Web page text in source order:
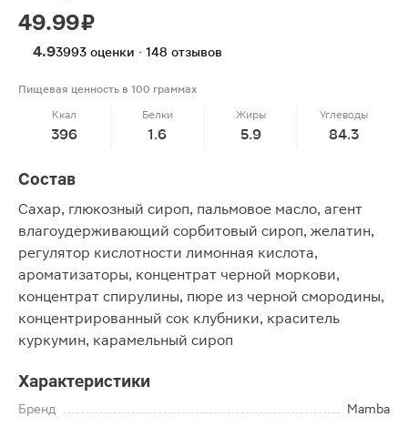
49.99 ₽
4.93993 оценки · 148 отзывов
Пищевая ценность в 100 граммах
Ккал
396
Белки
1.6
Жиры
5.9
Углеводы
84.3
Состав
Сахар, глюкозный сироп, пальмовое масло, агент
влагоудерживающий сорбитовый сироп, желатин,
регулятор кислотности лимонная кислота,
ароматизаторы, концентрат черной моркови,
концентрат спирулины, пюре из черной смородины,
концентрированный сок клубники, краситель
куркумин, карамельный сироп
Характеристики
Бренд
Mamba